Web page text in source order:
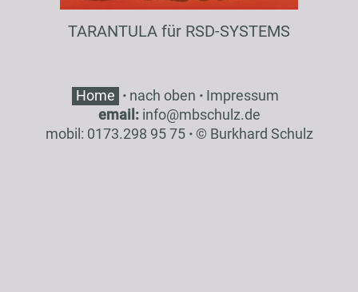
TARANTULA für RSD-SYSTEMS
Home · nach oben · Impressum
email: info@mbschulz.de
mobil: 0173.298 95 75 · © Burkhard Schulz